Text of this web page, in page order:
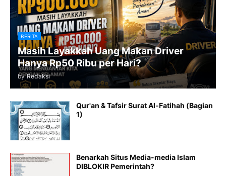
BERITA
Masih Layakkah Uang Makan Driver
Hanya Rp50 Ribu per Hari?
by Redaksi
Qur'an & Tafsir Surat Al-Fatihah (Bagian
1)
Benarkah Situs Media-media Islam
DIBLOKIR Pemerintah?